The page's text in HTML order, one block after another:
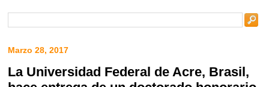
Marzo 28, 2017
La Universidad Federal de Acre, Brasil,